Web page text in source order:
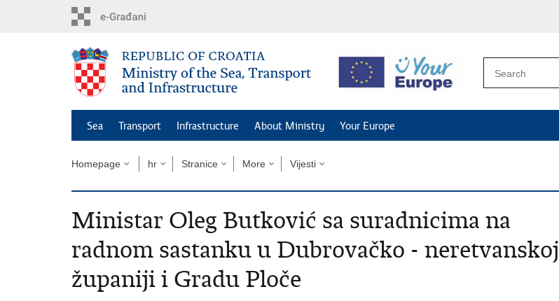
Sea Transport Infrastructure About Ministry Your Europe
Homepage hr Stranice More Vijesti
Ministar Oleg Butković sa suradnicima na
radnom sastanku u Dubrovačko - neretvanskoj
županiji i Gradu Ploče